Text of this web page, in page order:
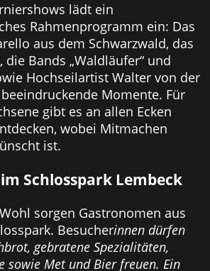
lädt ein
Rahmenprogramm ein: Das
aus dem Schwarzwald, das
Bands „Waldläufer“ und
Hochseilartist Walter von der
Momente. Für
gibt es an allen Ecken
wobei Mitmachen
ist.
Schlosspark Lembeck
sorgen Gastronomen aus
Besucherinnen dürfen
gebratene Spezialitäten,
sowie Met und Bier freuen. Ein